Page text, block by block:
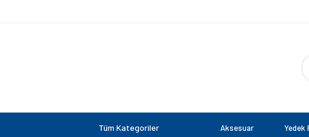
Tüm Kategoriler Aksesuar Yedek